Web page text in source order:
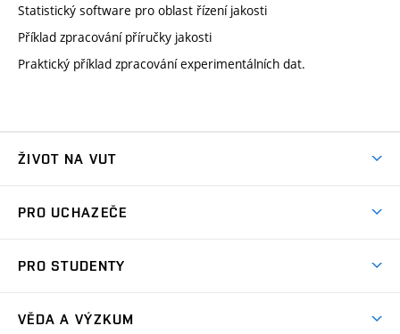
Statistický software pro oblast řízení jakosti
Příklad zpracování příručky jakosti
Praktický příklad zpracování experimentálních dat.
ŽIVOT NA VUT
Koleje
Sport na VUT
PRO UCHAZEČE
Dny otevřených dveří
PRO STUDENTY
VĚDA A VÝZKUM